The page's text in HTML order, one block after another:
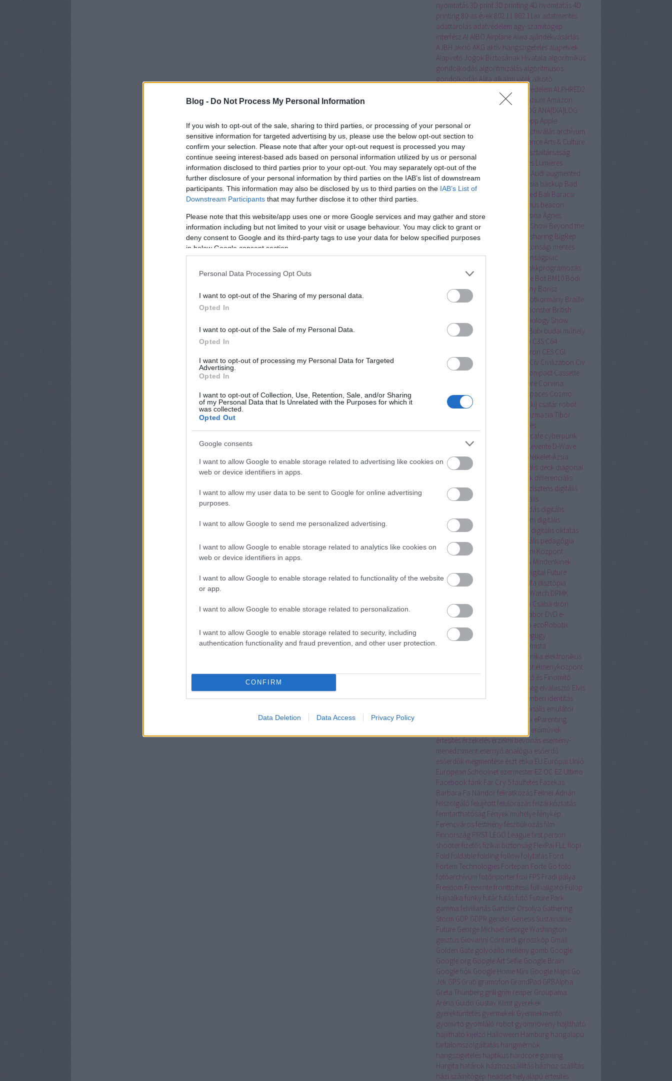
Blog - Do Not Process My Personal Information
If you wish to opt-out of the sale, sharing to third parties, or processing of your personal or
sensitive information for targeted advertising by us, please use the below opt-out section to
confirm your selection. Please note that after your opt-out request is processed you may
continue seeing interest-based ads based on personal information utilized by us or personal
information disclosed to third parties prior to your opt-out. You may separately opt-out of the
further disclosure of your personal information by third parties on the IAB’s list of downstream
participants. This information may also be disclosed by us to third parties on the IAB’s List of
Downstream Participants that may further disclose it to other third parties.
Please note that this website/app uses one or more Google services and may gather and store
information including but not limited to your visit or usage behaviour. You may click to grant or
deny consent to Google and its third-party tags to use your data for below specified purposes
in below Google consent section.
Personal Data Processing Opt Outs
I want to opt-out of the Sharing of my personal data.
Opted In
I want to opt-out of the Sale of my Personal Data.
Opted In
I want to opt-out of processing my Personal Data for Targeted
Advertising.
Opted In
I want to opt-out of Collection, Use, Retention, Sale, and/or Sharing
of my Personal Data that Is Unrelated with the Purposes for which it
was collected.
Opted Out
Google consents
I want to allow Google to enable storage related to advertising like cookies on
web or device identifiers in apps.
I want to allow my user data to be sent to Google for online advertising
purposes.
I want to allow Google to send me personalized advertising.
I want to allow Google to enable storage related to analytics like cookies on
web or device identifiers in apps.
I want to allow Google to enable storage related to functionality of the website
or app.
I want to allow Google to enable storage related to personalization.
I want to allow Google to enable storage related to security, including
authentication functionality and fraud prevention, and other user protection.
CONFIRM
Data Deletion Data Access Privacy Policy
nyomtatás3D print3D printing 4D nyomtatás 4D
printing80-as évek 802.11 802.11ax adatmentés
adattárolás adatvédelem agy-számítógép
interfész AI AIBO AirplaneAiwa ajándékvásárlás
AJBH akció AKG aktív hangszigetelés alapelvek
Alapvető Jogok Biztosának Hivatala algoritmikus
gondolkodás algoritmizálás algoritmusos
gondolkodásAlita alkalmi játék alkotó
állatvédelem ALPHRED2
Alternatív Közgazdasági Gimnázium Amazon
ANADIALOG ANA[DIA]LOG
Andrássy út app Apple
Macintoshapplikáció archiválás archívum
Archonarculat artificial intelligenceArts & Culture
Art SelfieASEAN
asztaltársaság
aszteroida bányászat
Atelier des Lumières
áthallás átlagolás Audi augmented
reality automatizálás Ázsia backup Bad
Sector bakancslista Balatonfüred Bali Baracsi
Bauhaus beacon
beállításBeersonic
Békési Fruzsina Ágnes
bekövet Bernibeszédértés Bett Show Beyond the
HumanBe Social bicycle sharing BigRep
biztonsági mentés
Biztonságos Internet Nap
biztonságpiac
blokkprogramozás
Blown Away Guy
Blue Bot BM10 Bódi
Zoltánbója bölcsészettudomány Borisz
Paszternek
Boston Dynamics botkormány Braille
bridge monster British
Educational Training and Technology Show
Bruno Mars
Bubi budai műhely
bűvös kocka C3S C64
Celeron CES CGI
Chiang Mai
Christian Kroll Civ Civilization Civ
Clubhouse
Compact Cassette
Core Corvina
Corvinus Egyetem
coworking spaces Cozmo
CPU
crowdfounding Csajkovszkij csatár robot
Csizmazia Tibor
csomagküldés
cybercafe cyberpunk
cybersecurity
Czinege Levente D-Wave
deconstruction
Délkelet-Ázsia
Dennis Hong
diagonális deck diagonal
front tape loading cassette deck differenciális
digitalistemahet.hu
digitális asszisztens digitális
bölcsészetdigitális család
digitális
digitális írástudás digitális
kultúradigitális műemlékvédelem digitális
munkaerődigitális muzeológia
digitális oktatás
Digitális Oktatási Stratégia
digitális pedagógia
Digitális Pedagógiai Módszertani Központ
Digitális Talkshow Mindenkinek
Digitális Témahét
Digital Future
dislike dislike mob Disztichon Alfa disztópia
Dot Watch DPMK
DPMK.hudr. Fehér Péter dr. Pléh Csaba drón
drónvadász
DUE médiatábor DVD e-
eb ecoRobotix
Ecosia
ecosia.org
egészségügy
egyensúlyozás
egyetemista
elektronika elektronikus
Elias robot élményközpont
élő adásElső Óbudai Szeszégető és Finomító
elterjedtség elválasztó Elvis
Presleyember-gép
emberi identitás
emocionális emulátor
Enter the Matrix eParenting
erőművek
értesítésérzékelésérzelmi bevonás esemény-
menedzsment esernyő analógia esőerdő
esőerdők megmentése észt etika EU Európai Unió
European Schoolnet ezermester EZ OC EZ Ultimo
Facebook fánk Far Cry 5faültetés Fazekas
Barbara Fa Nándor feliratkozás Fellner Adrián
felszolgáló felújítottfelülórázásfelzárkóztatás
fenntarthatóság Fények műhelyefénykép
Ferencvárosfestmény fészbúkozásfilm
Finnország FIRST LEGO Leaguefirst person
shooter fizetősfizikai biztonság FlexPai FLL flopi
Fold foldablefoldingfollowfolytatás Ford
Fortem Technologies Fortepan Forte Go fotó
fotóarchívum fotóriporter foxi FPS Fradi pálya
Freedom Freewritefronttöltésű fülhallgató Fülöp
Hajnalka funky futár futásfutó Future Park
gamma felvillanás Ganzler Orsolya Gathering
Storm GDP GDPR gender Genesis Sustainable
Future George Michael George Washington
gesztus Giovanni Contardi giroszkóp Gmail
Golden Gate golyóálló mellény gomb Google
Google.org Google Art Selfie Google Brain
Google fiók Google Home Mini Google Maps Go
Jek GPS Grab gramofon GrandPad GRBAlpha
Greta Thunberg grill grim reaper Groupama
Aréna Guido Gustav Klimt gyerekek
gyerektüntetés gyermekek Gyermekmentő
gyomírtó gyomláló robot gyomnövény hajlítható
hajlítható kijelző Halloween Hamburg hangalapú
tartalomszolgáltatás hangmérnök
hangszigetelés haptikus hardcore gaming
Hargita határok házhozszállítás házhoz szállítás
házi számítógép headset helyalapú értesítés